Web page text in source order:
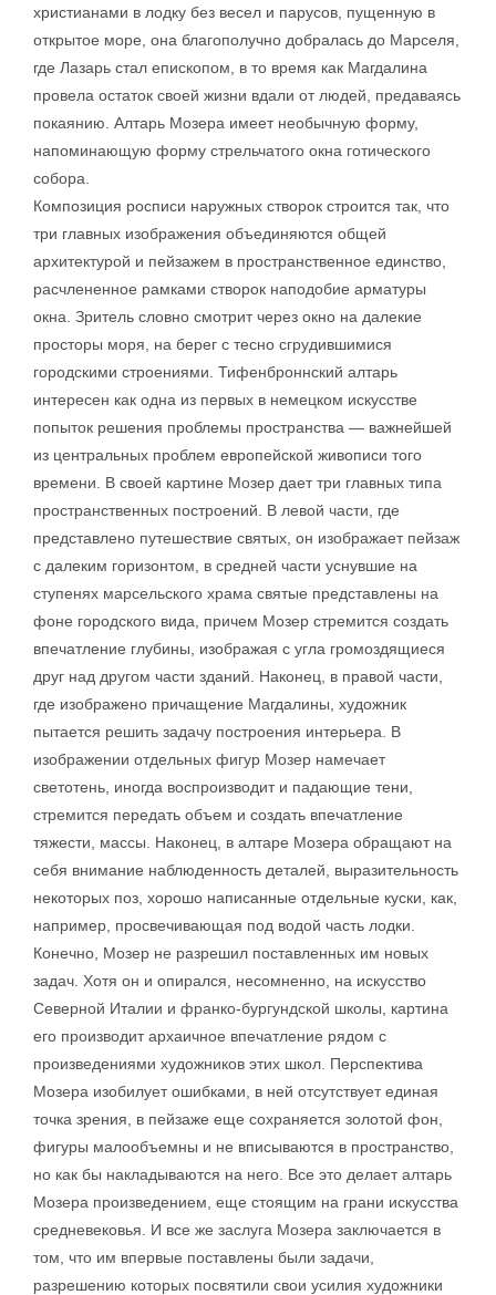
христианами в лодку без весел и парусов, пущенную в
открытое море, она благополучно добралась до Марселя,
где Лазарь стал епископом, в то время как Магдалина
провела остаток своей жизни вдали от людей, предаваясь
покаянию. Алтарь Мозера имеет необычную форму,
напоминающую форму стрельчатого окна готического
собора.
Композиция росписи наружных створок строится так, что
три главных изображения объединяются общей
архитектурой и пейзажем в пространственное единство,
расчлененное рамками створок наподобие арматуры
окна. Зритель словно смотрит через окно на далекие
просторы моря, на берег с тесно сгрудившимися
городскими строениями. Тифенброннский алтарь
интересен как одна из первых в немецком искусстве
попыток решения проблемы пространства — важнейшей
из центральных проблем европейской живописи того
времени. В своей картине Мозер дает три главных типа
пространственных построений. В левой части, где
представлено путешествие святых, он изображает пейзаж
с далеким горизонтом, в средней части уснувшие на
ступенях марсельского храма святые представлены на
фоне городского вида, причем Мозер стремится создать
впечатление глубины, изображая с угла громоздящиеся
друг над другом части зданий. Наконец, в правой части,
где изображено причащение Магдалины, художник
пытается решить задачу построения интерьера. В
изображении отдельных фигур Мозер намечает
светотень, иногда воспроизводит и падающие тени,
стремится передать объем и создать впечатление
тяжести, массы. Наконец, в алтаре Мозера обращают на
себя внимание наблюденность деталей, выразительность
некоторых поз, хорошо написанные отдельные куски, как,
например, просвечивающая под водой часть лодки.
Конечно, Мозер не разрешил поставленных им новых
задач. Хотя он и опирался, несомненно, на искусство
Северной Италии и франко-бургундской школы, картина
его производит архаичное впечатление рядом с
произведениями художников этих школ. Перспектива
Мозера изобилует ошибками, в ней отсутствует единая
точка зрения, в пейзаже еще сохраняется золотой фон,
фигуры малообъемны и не вписываются в пространство,
но как бы накладываются на него. Все это делает алтарь
Мозера произведением, еще стоящим на грани искусства
средневековья. И все же заслуга Мозера заключается в
том, что им впервые поставлены были задачи,
разрешению которых посвятили свои усилия художники